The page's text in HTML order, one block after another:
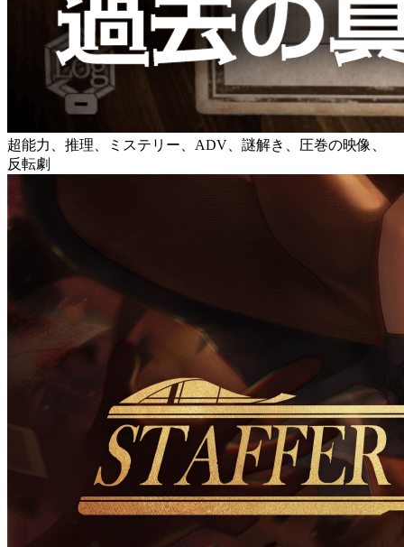
超能力、推理、ミステリー、ADV、謎解き、圧巻の映像、
反転劇